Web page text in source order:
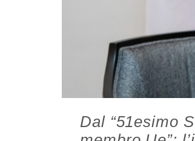
Dal “51esimo